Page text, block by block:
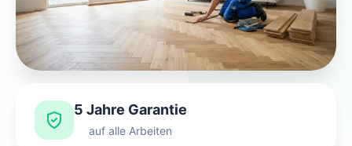
5 Jahre Garantie
auf alle Arbeiten